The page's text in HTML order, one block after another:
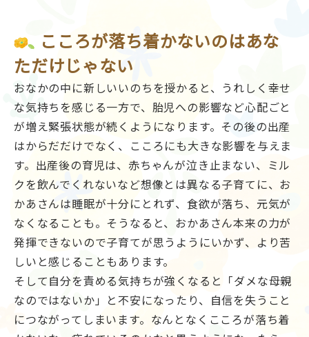
こころが落ち着かないのはあな
ただけじゃない
おなかの中に新しいいのちを授かると、うれしく幸せ
な気持ちを感じる一方で、胎児への影響など心配ごと
が増え緊張状態が続くようになります。その後の出産
はからだだけでなく、こころにも大きな影響を与えま
す。出産後の育児は、赤ちゃんが泣き止まない、ミル
クを飲んでくれないなど想像とは異なる子育てに、お
かあさんは睡眠が十分にとれず、食欲が落ち、元気が
なくなることも。そうなると、おかあさん本来の力が
発揮できないので子育てが思うようにいかず、より苦
しいと感じることもあります。
そして自分を責める気持ちが強くなると「ダメな母親
なのではないか」と不安になったり、自信を失うこと
につながってしまいます。なんとなくこころが落ち着